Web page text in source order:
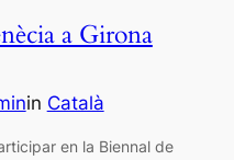
a Girona
in Català
en la Biennal de